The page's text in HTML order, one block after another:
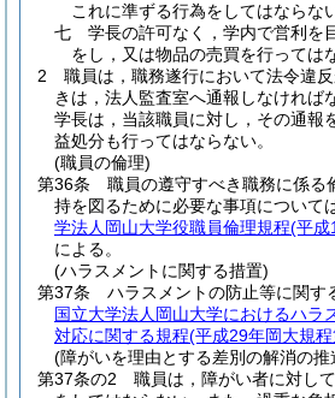
これに準ずる行為をしてはならな
七
学長の許可なく，学内で営利を
をし，又は物品の売買を行っては
2
職員は，職務遂行において法令違
きは，法人監査室へ通報しなければ
学長は，当該職員に対し，その通報
益処分も行ってはならない。
(職員の倫理)
第36条
職員の遵守すべき職務に係る
持を図るために必要な事項について
学法人岡山大学役職員倫理規程(平成
による。
(ハラスメントに関する措置)
第37条
ハラスメントの防止等に関す
国立大学法人岡山大学におけるハラ
対応に関する規程(平成29年岡大規
(障がいを理由とする差別の解消の推
第37条の2
職員は，障がい者に対し